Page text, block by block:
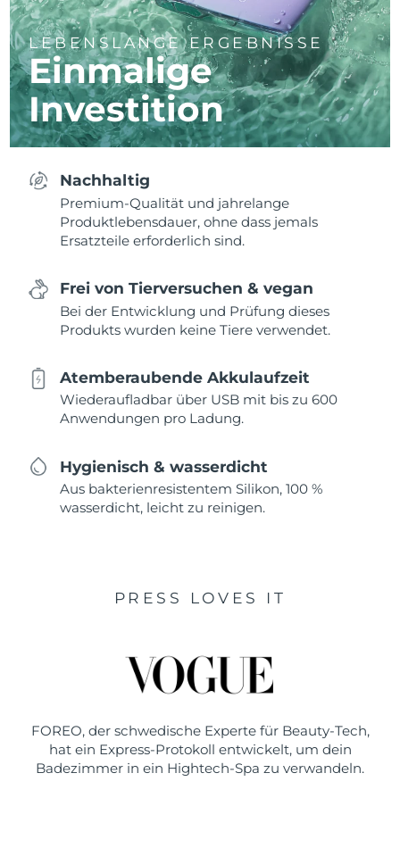
LEBENSLANGE ERGEBNISSE
Einmalige
Investition
Nachhaltig
Premium-Qualität und jahrelange
Produktlebensdauer, ohne dass jemals
Ersatzteile erforderlich sind.
Frei von Tierversuchen & vegan
Bei der Entwicklung und Prüfung dieses
Produkts wurden keine Tiere verwendet.
Atemberaubende Akkulaufzeit
Wiederaufladbar über USB mit bis zu 600
Anwendungen pro Ladung.
Hygienisch & wasserdicht
Aus bakterienresistentem Silikon, 100 %
wasserdicht, leicht zu reinigen.
PRESS LOVES IT
FOREO, der schwedische Experte für Beauty-Tech,
hat ein Express-Protokoll entwickelt, um dein
Badezimmer in ein Hightech-Spa zu verwandeln.